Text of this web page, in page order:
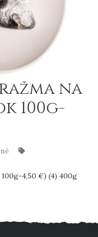
na
100g-
4,50 €) (4) 400g